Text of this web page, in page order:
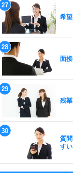
希
面
残
質
すい